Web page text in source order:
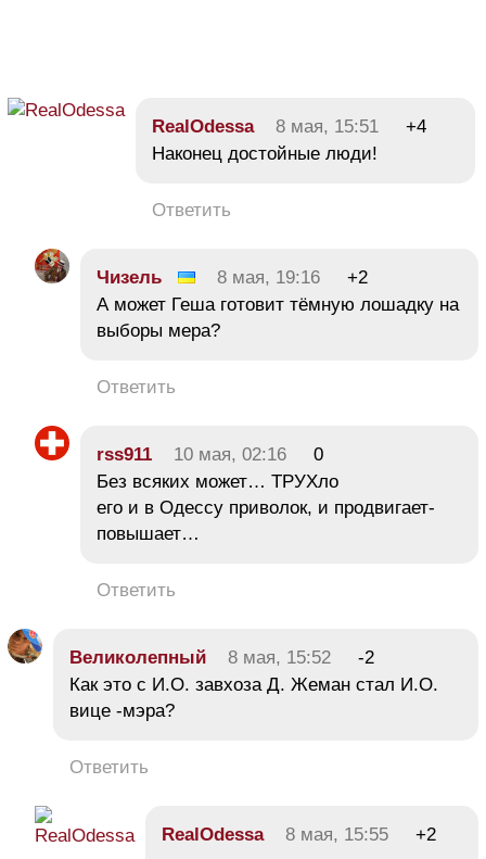
RealOdessa 8 мая, 15:51
+4
Наконец достойные люди!
Ответить
Чизель 8 мая, 19:16
+2
А может Геша готовит тёмную лошадку на
выборы мера?
Ответить
rss911 10 мая, 02:16
0
Без всяких может… ТРУХло
его и в Одессу приволок, и продвигает-
повышает…
Ответить
Великолепный 8 мая, 15:52
-2
Как это с И.О. завхоза Д. Жеман стал И.О.
вице -мэра?
Ответить
RealOdessa 8 мая, 15:55 +2